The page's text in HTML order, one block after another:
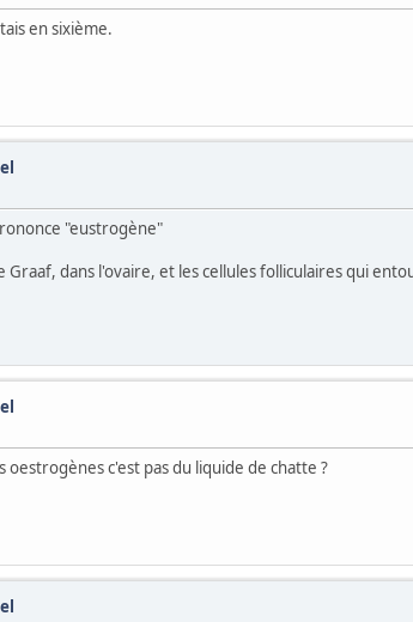
en sixième.
"eustrogène"
dans l'ovaire, et les cellules folliculaires qui
oestrogènes c'est pas du liquide de chatte ?